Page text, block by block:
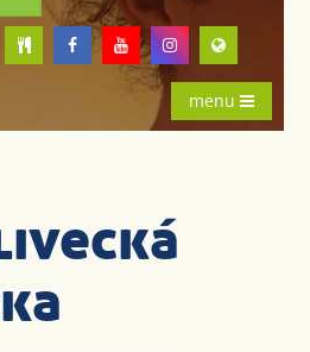
menu